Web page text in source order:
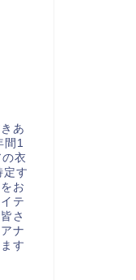
あ
間1
衣
す
お
テ
さ
ナ
す